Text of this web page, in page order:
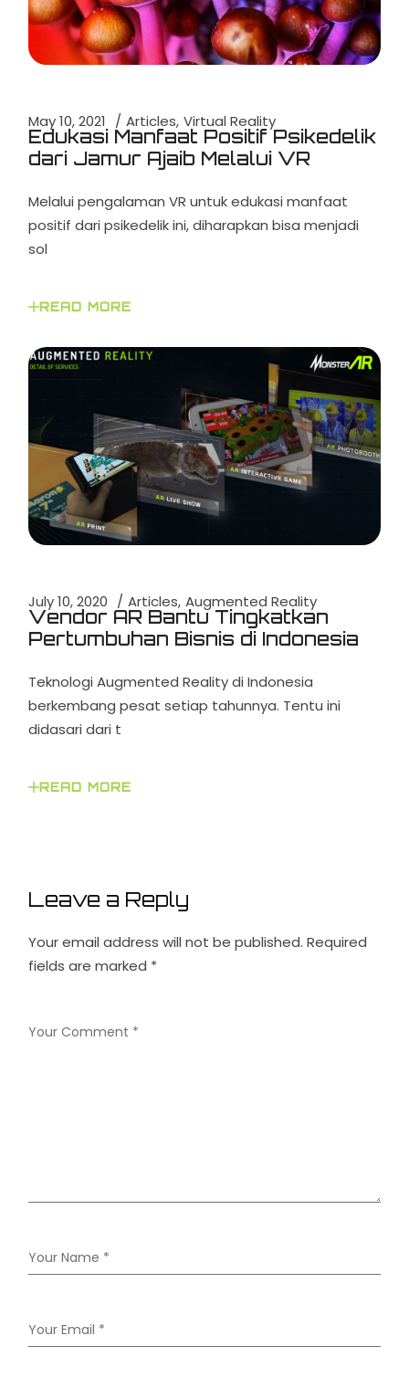
May 10, 2021 Articles Virtual Reality
Edukasi Manfaat Positif Psikedelik
dari Jamur Ajaib Melalui VR
Melalui pengalaman VR untuk edukasi manfaat
positif dari psikedelik ini, diharapkan bisa menjadi
sol
READ MORE
July 10, 2020 Articles Augmented Reality
Vendor AR Bantu Tingkatkan
Pertumbuhan Bisnis di Indonesia
Teknologi Augmented Reality di Indonesia
berkembang pesat setiap tahunnya. Tentu ini
didasari dari t
READ MORE
Leave a Reply
Your email address will not be published. Required
fields are marked *